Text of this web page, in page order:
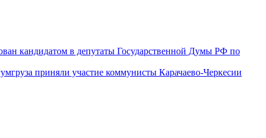
кандидатом в депутаты Государственной Думы РФ по
приняли участие коммунисты Карачаево-Черкесии